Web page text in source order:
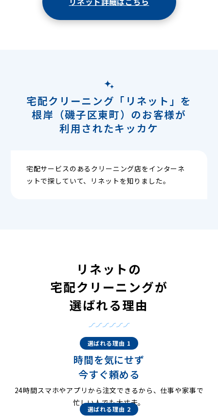
宅配クリーニング「リネット」を
根岸（磯子区東町）のお客様が
利用されたキッカケ
宅配サービスのあるクリーニング店をインターネ
ットで探していて、リネットを知りました。
リネットの
宅配クリーニングが
選ばれる理由
選ばれる理由 1
時間を気にせず
今すぐ頼める
24時間スマホやアプリから注文できるから、仕事や家事で
忙しい人でも大丈夫。
選ばれる理由 2